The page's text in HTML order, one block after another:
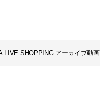
LIVE SHOPPING アーカイブ動画